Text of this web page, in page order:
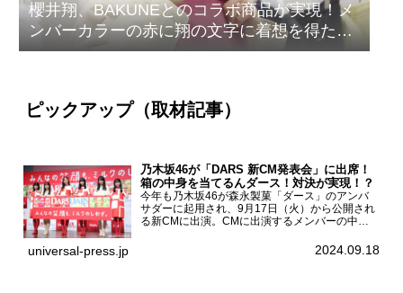
櫻井翔、BAKUNEとのコラボ商品が実現！メ
ンバーカラーの赤に翔の文字に着想を得たデ
ザイン
ピックアップ（取材記事）
乃木坂46が「DARS 新CM発表会」に出席！
箱の中身を当てるんダース！対決が実現！？
今年も乃木坂46が森永製菓「ダース」のアンバ
サダーに起用され、9月17日（火）から公開され
る新CMに出演。CMに出演するメンバーの中か
一ノ瀬美空、菅原咲月が都内にて開催された
universal-press.jp 2024.09.18